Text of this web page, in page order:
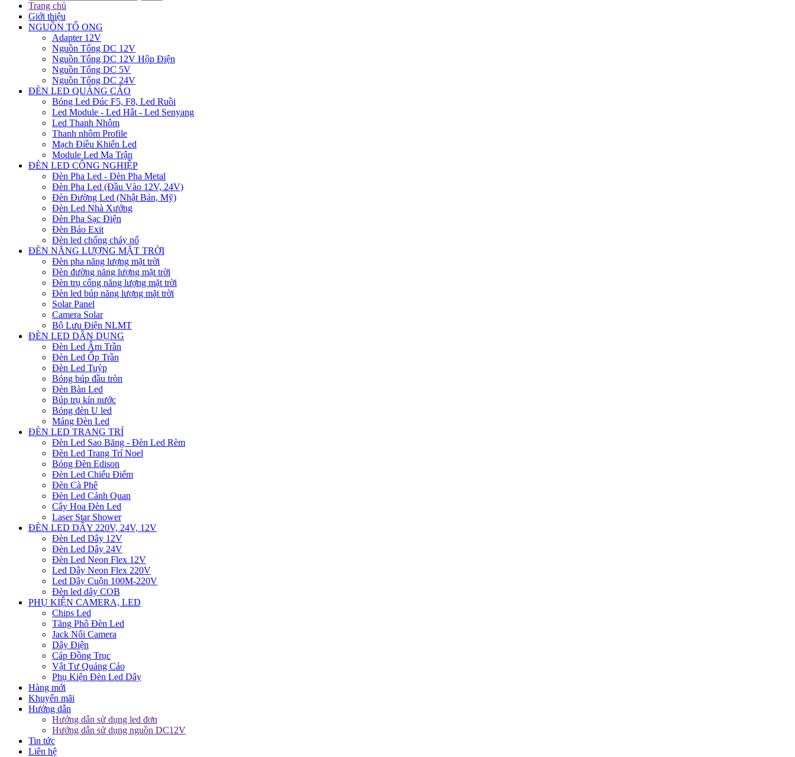
Trang chủ
Giới thiệu
NGUỒN TỔ ONG
Adapter 12V
Nguồn Tổng DC 12V
Nguồn Tổng DC 12V Hộp Điện
Nguồn Tổng DC 5V
Nguồn Tổng DC 24V
ĐÈN LED QUẢNG CÁO
Bóng Led Đúc F5, F8, Led Ruồi
Led Module - Led Hắt - Led Senyang
Led Thanh Nhôm
Thanh nhôm Profile
Mạch Điều Khiển Led
Module Led Ma Trận
ĐÈN LED CÔNG NGHIỆP
Đèn Pha Led - Đèn Pha Metal
Đèn Pha Led (Đầu Vào 12V, 24V)
Đèn Đường Led (Nhật Bản, Mỹ)
Đèn Led Nhà Xưởng
Đèn Pha Sạc Điện
Đèn Báo Exit
Đèn led chống cháy nổ
ĐÈN NĂNG LƯỢNG MẶT TRỜI
Đèn pha năng lượng mặt trời
Đèn đường năng lượng mặt trời
Đèn trụ cổng năng lượng mặt trời
Đèn led búp năng lượng mặt trời
Solar Panel
Camera Solar
Bộ Lưu Điện NLMT
ĐÈN LED DÂN DỤNG
Đèn Led Âm Trần
Đèn Led Ốp Trần
Đèn Led Tuýp
Bóng búp đầu tròn
Đèn Bàn Led
Búp trụ kín nước
Bóng đèn U led
Máng Đèn Led
ĐÈN LED TRANG TRÍ
Đèn Led Sao Băng - Đèn Led Rèm
Đèn Led Trang Trí Noel
Bóng Đèn Edison
Đèn Led Chiếu Điểm
Đèn Cà Phê
Đèn Led Cảnh Quan
Cây Hoa Đèn Led
Laser Star Shower
ĐÈN LED DÂY 220V, 24V, 12V
Đèn Led Dây 12V
Đèn Led Dây 24V
Đèn Led Neon Flex 12V
Led Dây Neon Flex 220V
Led Dây Cuộn 100M-220V
Đèn led dây COB
PHỤ KIỆN CAMERA, LED
Chips Led
Tăng Phô Đèn Led
Jack Nối Camera
Dây Điện
Cáp Đồng Trục
Vật Tư Quảng Cáo
Phụ Kiện Đèn Led Dây
Hàng mới
Khuyến mãi
Hướng dẫn
Hướng dẫn sử dụng led đơn
Hướng dẫn sử dụng nguồn DC12V
Tin tức
Liên hệ